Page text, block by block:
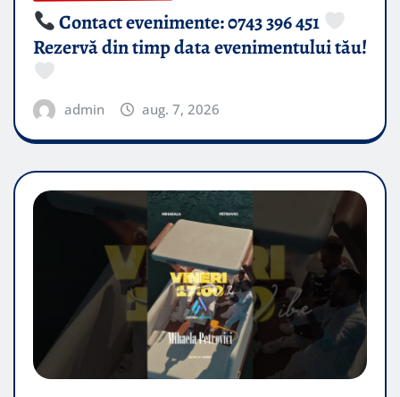
Contact evenimente: 0743 396 451
Rezervă din timp data evenimentului tău!
admin aug. 7, 2026